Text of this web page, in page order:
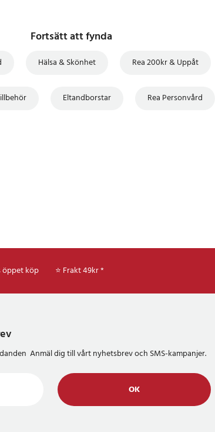
Fortsätt att fynda
Hälsa & Skönhet Rea 200kr & Uppåt
Eltandborstar Rea Personvård
öppet köp ⭐ Frakt 49kr *
Anmäl dig till vårt nyhetsbrev och SMS-kampanjer.
OK